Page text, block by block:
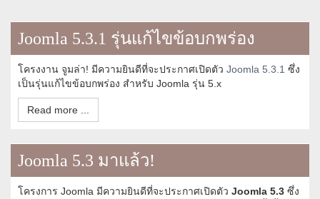
Joomla 5.3.1 รุ่นแก้ไขข้อบกพร่อง
โครงงาน จูมล่า! มีความยินดีที่จะประกาศเปิดตัว Joomla 5.3.1 ซึ่ง
เป็นรุ่นแก้ไขข้อบกพร่อง สำหรับ Joomla รุ่น 5.x
Read more ...
Joomla 5.3 มาแล้ว!
โครงการ Joomla มีความยินดีที่จะประกาศเปิดตัว Joomla 5.3 ซึ่ง